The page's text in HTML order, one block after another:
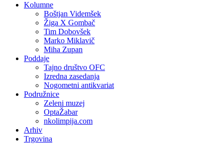
Kolumne
Boštjan Videmšek
Žiga X Gombač
Tim Dobovšek
Marko Miklavič
Miha Zupan
Poddaje
Tajno društvo OFC
Izredna zasedanja
Nogometni antikvariat
Podružnice
Zeleni muzej
OptaŽabar
nkolimpija.com
Arhiv
Trgovina